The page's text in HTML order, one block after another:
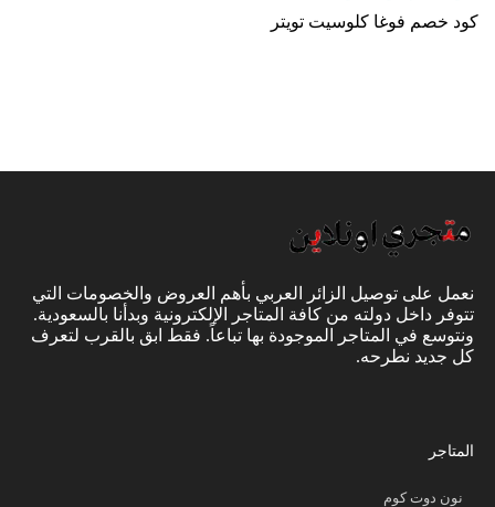
كود خصم فوغا كلوسيت تويتر
نعمل على توصيل الزائر العربي بأهم العروض والخصومات التي
تتوفر داخل دولته من كافة المتاجر الإلكترونية وبدأنا بالسعودية.
ونتوسع في المتاجر الموجودة بها تباعاً. فقط ابق بالقرب لتعرف
كل جديد نطرحه.
المتاجر
نون دوت كوم